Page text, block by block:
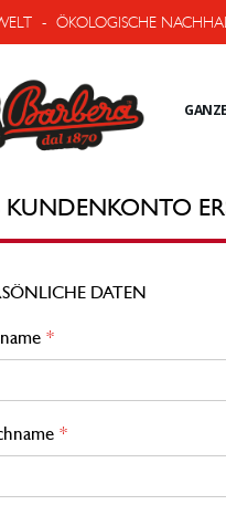
- ÖKOLOGISCHE
KUNDENKONTO
DATEN